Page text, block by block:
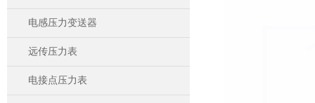
电感压力变送器
远传压力表
电接点压力表